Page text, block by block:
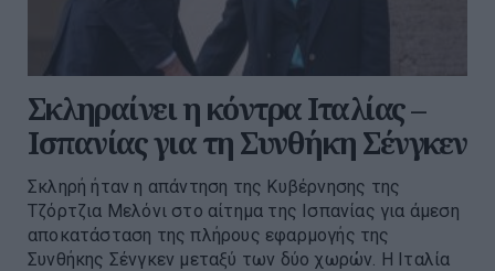
Σκληραίνει η κόντρα Ιταλίας –
Ισπανίας για τη Συνθήκη Σένγκεν
Σκληρή ήταν η απάντηση της Κυβέρνησης της
Τζόρτζια Μελόνι στο αίτημα της Ισπανίας για άμεση
αποκατάσταση της πλήρους εφαρμογής της
Συνθήκης Σένγκεν μεταξύ των δύο χωρών. Η Ιταλία